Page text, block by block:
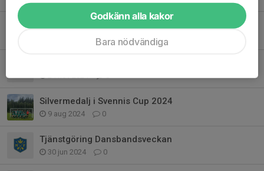
Silvermedalj i Svennis Cup 2024
9 aug 2024 0
Tjänstgöring Dansbandsveckan
30 jun 2024 0
Godkänn alla kakor
Bara nödvändiga